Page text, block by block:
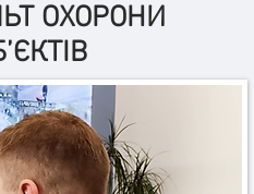
ОХОРОНИ